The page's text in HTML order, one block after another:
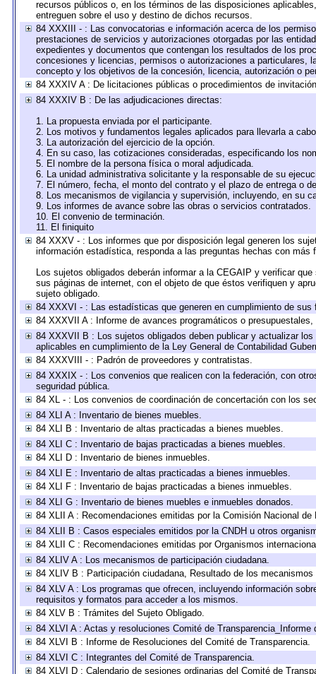
recursos públicos o, en los términos de las disposiciones
entreguen sobre el uso y destino de dichos recursos.
84 XXXIII - : Las convocatorias e información acerca de los
prestaciones de servicios y autorizaciones otorgadas por las
expedientes y documentos que contengan los resultados de los
concesiones y licencias, permisos o autorizaciones a particulares,
concepto y los objetivos de la concesión, licencia, autorización o
84 XXXIV A : De licitaciones públicas o procedimientos de
84 XXXIV B : De las adjudicaciones directas:
1. La propuesta enviada por el participante.
2. Los motivos y fundamentos legales aplicados para llevarla a
3. La autorización del ejercicio de la opción.
4. En su caso, las cotizaciones consideradas, especificando los
5. El nombre de la persona física o moral adjudicada.
6. La unidad administrativa solicitante y la responsable de su
7. El número, fecha, el monto del contrato y el plazo de entrega o
8. Los mecanismos de vigilancia y supervisión, incluyendo, en su
9. Los informes de avance sobre las obras o servicios contratados.
10. El convenio de terminación.
11. El finiquito
84 XXXV - : Los informes que por disposición legal generen los
información estadística, responda a las preguntas hechas con más
Los sujetos obligados deberán informar a la CEGAIP y verificar
sus páginas de internet, con el objeto de que éstos verifiquen y
sujeto obligado.
84 XXXVI - : Las estadísticas que generen en cumplimiento de
84 XXXVII A : Informe de avances programáticos o
84 XXXVII B : Los sujetos obligados deben publicar y actualizar
aplicables en cumplimiento de la Ley General de Contabilidad
84 XXXVIII - : Padrón de proveedores y contratistas.
84 XXXIX - : Los convenios que realicen con la federación, con
seguridad pública.
84 XL - : Los convenios de coordinación de concertación con los
84 XLI A : Inventario de bienes muebles.
84 XLI B : Inventario de altas practicadas a bienes muebles.
84 XLI C : Inventario de bajas practicadas a bienes muebles.
84 XLI D : Inventario de bienes inmuebles.
84 XLI E : Inventario de altas practicadas a bienes inmuebles.
84 XLI F : Inventario de bajas practicadas a bienes inmuebles.
84 XLI G : Inventario de bienes muebles e inmuebles donados.
84 XLII A : Recomendaciones emitidas por la Comisión Nacional de
84 XLII B : Casos especiales emitidos por la CNDH u otros
84 XLII C : Recomendaciones emitidas por Organismos
84 XLIV A : Los mecanismos de participación ciudadana.
84 XLIV B : Participación ciudadana, Resultado de los
84 XLV A : Los programas que ofrecen, incluyendo información
requisitos y formatos para acceder a los mismos.
84 XLV B : Trámites del Sujeto Obligado.
84 XLVI A : Actas y resoluciones Comité de
84 XLVI B : Informe de Resoluciones del Comité de Transparencia.
84 XLVI C : Integrantes del Comité de Transparencia.
84 XLVI D : Calendario de sesiones ordinarias del Comité de